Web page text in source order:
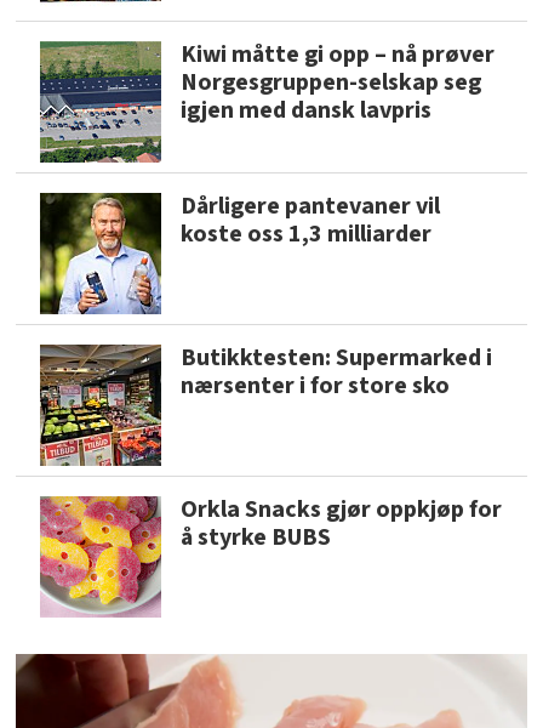
Kiwi måtte gi opp – nå prøver
Norgesgruppen-selskap seg
igjen med dansk lavpris
Dårligere pantevaner vil
koste oss 1,3 milliarder
Butikktesten: Supermarked i
nærsenter i for store sko
Orkla Snacks gjør oppkjøp for
å styrke BUBS